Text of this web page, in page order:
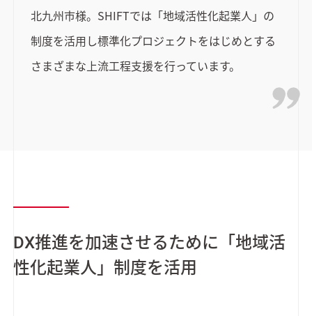
北九州市様。SHIFTでは「地域活性化起業人」の
制度を活用し標準化プロジェクトをはじめとする
さまざまな上流工程支援を行っています。
DX推進を加速させるために「地域活
性化起業人」制度を活用